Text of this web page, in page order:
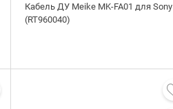
Кабель ДУ Meike MK-FA01 для Sony
(RT960040)